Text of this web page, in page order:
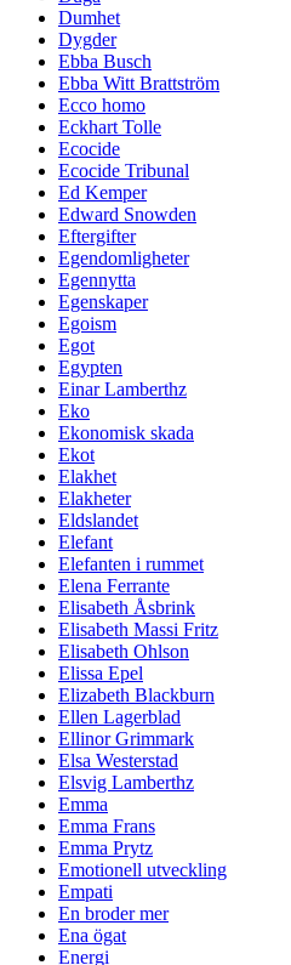
Dumhet
Dygder
Ebba Busch
Ebba Witt Brattström
Ecco homo
Eckhart Tolle
Ecocide
Ecocide Tribunal
Ed Kemper
Edward Snowden
Eftergifter
Egendomligheter
Egennytta
Egenskaper
Egoism
Egot
Egypten
Einar Lamberthz
Eko
Ekonomisk skada
Ekot
Elakhet
Elakheter
Eldslandet
Elefant
Elefanten i rummet
Elena Ferrante
Elisabeth Åsbrink
Elisabeth Massi Fritz
Elisabeth Ohlson
Elissa Epel
Elizabeth Blackburn
Ellen Lagerblad
Ellinor Grimmark
Elsa Westerstad
Elsvig Lamberthz
Emma
Emma Frans
Emma Prytz
Emotionell utveckling
Empati
En broder mer
Ena ögat
Energi